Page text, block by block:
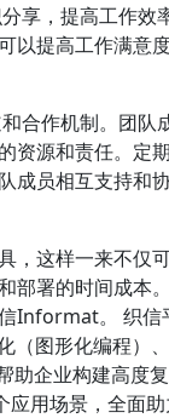
享，提高工作效
以提高工作满意
合作机制。团队
资源和责任。定
成员相互支持和
，这样一来不仅
部署的时间成本
Informat。 织信
（图形化编程）
助企业构建高度
应用场景，全面